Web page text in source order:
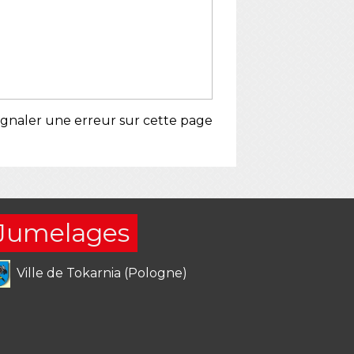
une erreur sur cette page
Ville de Tokarnia (Pologne)